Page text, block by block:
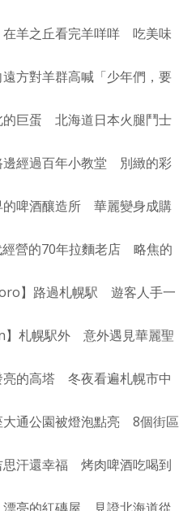
在羊之丘看完羊咩咩 吃美味
遠方對羊群高喊「少年們，要
的巨蛋 北海道日本火腿鬥士
邊經過百年小教堂 別緻的彩
的啤酒釀造所 華麗變身成購
經營的70年拉麵老店 略焦的
】路過札幌駅 遊客人手一
】札幌駅外 意外遇見華麗聖
亮的高塔 冬夜看遍札幌市中
大通公園被燈泡點亮 8個街區
思汗還幸福 烤肉啤酒吃喝到